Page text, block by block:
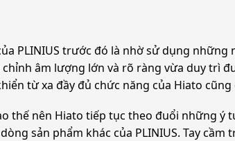
PLINIUS trước đó là nhờ sử dụng
âm lượng lớn và rõ ràng vừa duy trì
từ xa đầy đủ chức năng của Hiato cũng
thế nên Hiato tiếp tục theo đuổi những ý
sản phẩm khác của PLINIUS. Tay